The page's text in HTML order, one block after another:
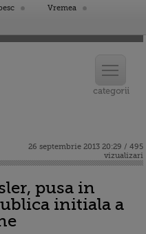
Vremea
26 septembrie 2013 20:29 / 495
vizualizari
pusa in
initiala a